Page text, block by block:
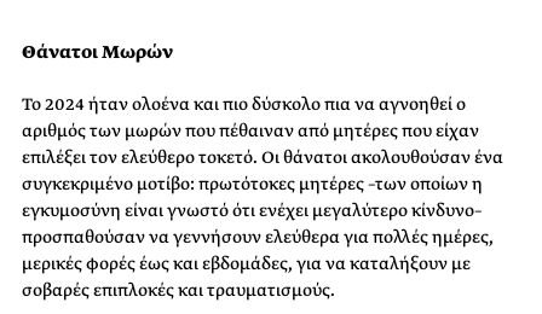
Θάνατοι Μωρών
Το 2024 ήταν ολοένα και πιο δύσκολο πια να αγνοηθεί ο
αριθμός των μωρών που πέθαιναν από μητέρες που είχαν
επιλέξει τον ελεύθερο τοκετό. Οι θάνατοι ακολουθούσαν ένα
συγκεκριμένο μοτίβο: πρωτότοκες μητέρες –των οποίων η
εγκυμοσύνη είναι γνωστό ότι ενέχει μεγαλύτερο κίνδυνο–
προσπαθούσαν να γεννήσουν ελεύθερα για πολλές ημέρες,
μερικές φορές έως και εβδομάδες, για να καταλήξουν με
σοβαρές επιπλοκές και τραυματισμούς.